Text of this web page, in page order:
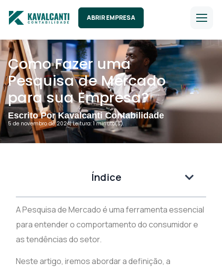
ABRIR EMPRESA
Como Fazer uma
Pesquisa de Mercado
para sua Empresa?
Escrito Por Kavalcanti Contabilidade
5 de novembro de 2024| Leitura: 1 minuto(s).
Índice
A Pesquisa de Mercado é uma ferramenta essencial
para entender o comportamento do consumidor e
as tendências do setor.
Neste artigo, iremos abordar a definição, a